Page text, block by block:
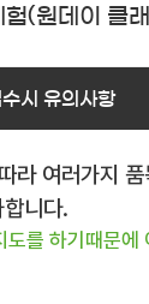
험(원데이 클
수시 유의사항
라 여러가지
니다.
를 하기때문에